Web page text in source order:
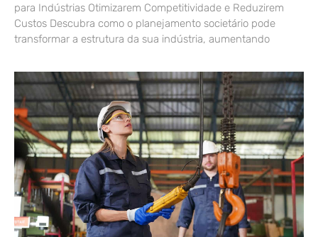
para Indústrias Otimizarem Competitividade e Reduzirem
Custos Descubra como o planejamento societário pode
transformar a estrutura da sua indústria, aumentando